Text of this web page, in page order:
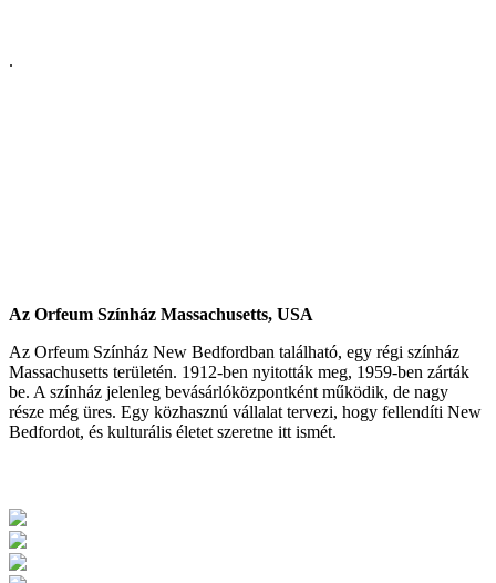
.
Az Orfeum Színház Massachusetts, USA
Az Orfeum Színház New Bedfordban található, egy régi színház
Massachusetts területén. 1912-ben nyitották meg, 1959-ben zárták
be. A színház jelenleg bevásárlóközpontként működik, de nagy
része még üres. Egy közhasznú vállalat tervezi, hogy fellendíti New
Bedfordot, és kulturális életet szeretne itt ismét.